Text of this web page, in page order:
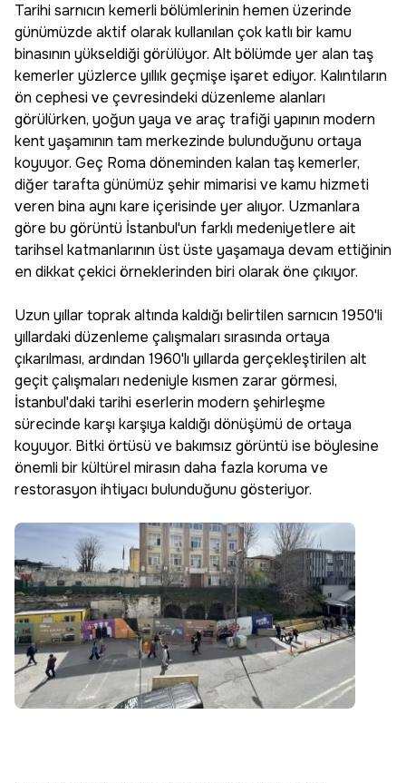
Tarihi sarnıcın kemerli bölümlerinin hemen üzerinde
günümüzde aktif olarak kullanılan çok katlı bir kamu
binasının yükseldiği görülüyor. Alt bölümde yer alan taş
kemerler yüzlerce yıllık geçmişe işaret ediyor. Kalıntıların
ön cephesi ve çevresindeki düzenleme alanları
görülürken, yoğun yaya ve araç trafiği yapının modern
kent yaşamının tam merkezinde bulunduğunu ortaya
koyuyor. Geç Roma döneminden kalan taş kemerler,
diğer tarafta günümüz şehir mimarisi ve kamu hizmeti
veren bina aynı kare içerisinde yer alıyor. Uzmanlara
göre bu görüntü İstanbul'un farklı medeniyetlere ait
tarihsel katmanlarının üst üste yaşamaya devam ettiğinin
en dikkat çekici örneklerinden biri olarak öne çıkıyor.
Uzun yıllar toprak altında kaldığı belirtilen sarnıcın 1950'li
yıllardaki düzenleme çalışmaları sırasında ortaya
çıkarılması, ardından 1960'lı yıllarda gerçekleştirilen alt
geçit çalışmaları nedeniyle kısmen zarar görmesi,
İstanbul'daki tarihi eserlerin modern şehirleşme
sürecinde karşı karşıya kaldığı dönüşümü de ortaya
koyuyor. Bitki örtüsü ve bakımsız görüntü ise böylesine
önemli bir kültürel mirasın daha fazla koruma ve
restorasyon ihtiyacı bulunduğunu gösteriyor.